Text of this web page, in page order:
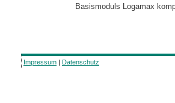
Basismoduls Logamax
Impressum | Datenschutz